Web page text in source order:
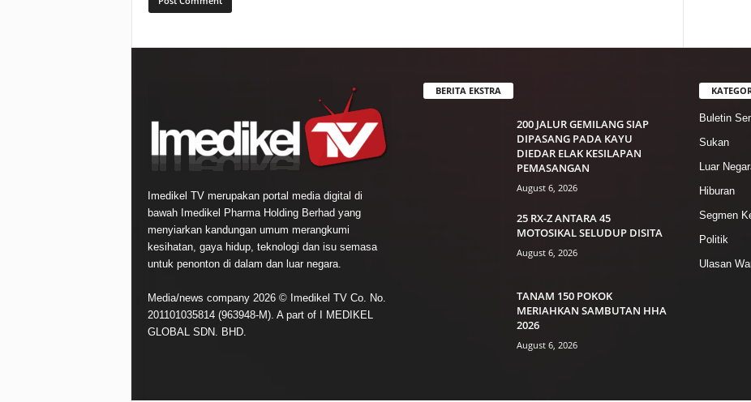
Imedikel TV merupakan portal media digital di
bawah Imedikel Pharma Holding Berhad yang
menyiarkan kandungan umum merangkumi
kesihatan, gaya hidup, teknologi dan isu semasa
untuk penonton di dalam dan luar negara.
Media/news company 2026 © Imedikel TV Co. No.
201101035814 (963948-M). A part of I MEDIKEL
GLOBAL SDN. BHD.
BERITA EKSTRA
200 JALUR GEMILANG SIAP
DIPASANG PADA KAYU
DIEDAR ELAK KESILAPAN
PEMASANGAN
August 6, 2026
25 RX-Z ANTARA 45
MOTOSIKAL SELUDUP DISITA
August 6, 2026
TANAM 150 POKOK
MERIAHKAN SAMBUTAN HHA
2026
August 6, 2026
Buletin
Sukan
Luar
Hiburan
Segmen
Politik
Ulasan